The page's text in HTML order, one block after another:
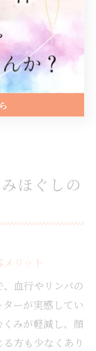
、男性専用・女
ニーズに応じた
やかな配慮と継
ピーターからの
ほぐしの
リット
血行やリンパの
ーが実感してい
みが軽減し、顔
方も少なくあり